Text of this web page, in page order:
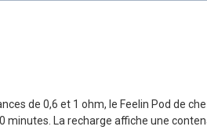
de 0,6 et 1 ohm, le Feelin Pod de
La recharge affiche une